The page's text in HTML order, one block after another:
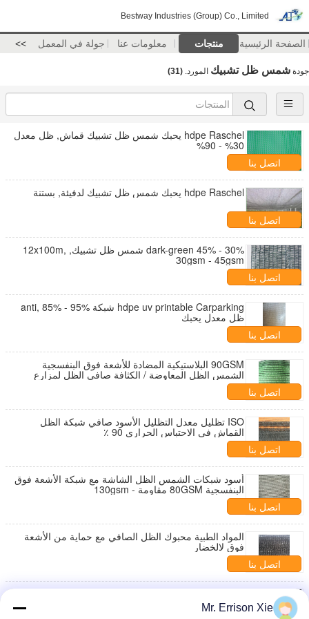
Bestway Industries (Group) Co., Limited
الصفحة الرئيسية منتجات معلومات عنا جولة في المعمل >>
جودة شمس ظل تشبيك المورد. (31)
hdpe Raschel يحبك شمس ظل تشبيك قماش, ظل معدل
30% - 90%
اتصل بنا
hdpe Raschel يحبك شمس ظل تشبيك لدفيئة, بستنة
اتصل بنا
30% - 45% dark-green شمس ظل تشبيك, 12x100m,
30gsm - 45gsm
اتصل بنا
hdpe uv printable Carparking شبكة anti, 85% - 95%
ظل معدل يحبك
اتصل بنا
90GSM البلاستيكية المضادة للأشعة فوق البنفسجية
الشمس الظل المعاوضة / الكثافة صافي الظل لمزارع
الزراعة
اتصل بنا
ISO تظليل معدل التظليل الأسود صافي شبكة الظل
القماش في الاحتباس الحراري 90 ٪
اتصل بنا
أسود شبكات الشمس الظل الشاشة مع شبكة الأشعة فوق
البنفسجية 80GSM مقاومة - 130gsm
اتصل بنا
المواد الطبية محبوك الظل الصافي مع حماية من الأشعة
فوق لالخضار
اتصل بنا
من أشعة الشمس
Mr. Errison Xie